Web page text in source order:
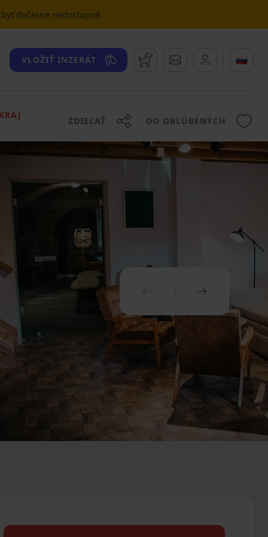
dočasne nedostupné.
VLOŽIŤ INZERÁT Strážny pesSprávy 🇸🇰
ZDIEĽAŤ DO OBĽÚBENÝCH
PREDCHÁDZAJÚCI